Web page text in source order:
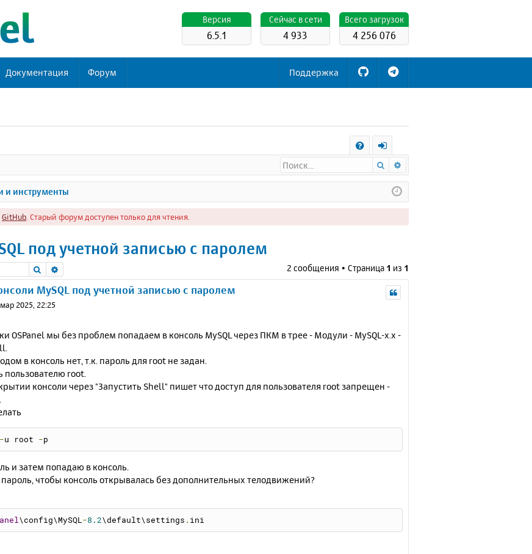
Всего загрузок
4 256 076
Cейчас в сети
4 933
Версия
6.5.1
Документация Форум Поддержка
Q
х
о
д
Поиск
и инструменты
GitHub . Старый форум доступен только для чтения.
под учетной записью с паролем
Поиск 2 сообщения • Страница 1 из 1
MySQL под учетной записью с паролем
2025, 22:25
OSPanel мы без проблем попадаем в консоль MySQL через ПКМ в трее - Модули - MySQL-x.x -
в консоль нет, т.к. пароль для root не задан.
пользователю root.
консоли через "Запустить Shell" пишет что доступ для пользователя root запрещен -
-u root -p
и затем попадаю в консоль.
пароль, чтобы консоль открывалась без дополнительных телодвижений?
\config\MySQL -8.2\default\settings . ini